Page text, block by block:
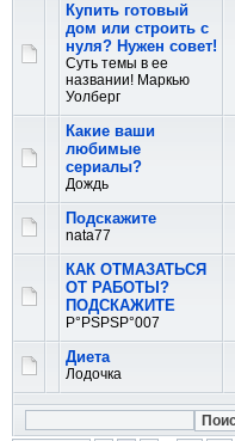
Купить готовый
дом или строить с
нуля? Нужен совет!
Суть темы в ее
названии! Маркью
Уолберг
Какие ваши
любимые
сериалы?
Дождь
Подскажите
nata77
КАК ОТМАЗАТЬСЯ
ОТ РАБОТЫ?
ПОДСКАЖИТЕ
Р°РЅРЅР°007
Диета
Лодочка